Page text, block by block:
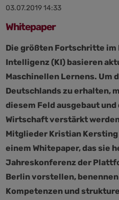
03.07.2019 14:33
Whitepaper
Die größten Fortschritte
Intelligenz (KI) basieren
Maschinellen Lernens. Um
Deutschlands zu erhalten,
diesem Feld ausgebaut
Wirtschaft verstärkt
Mitglieder Kristian Kersting
einem Whitepaper, das sie
Jahreskonferenz der
Berlin vorstellen,
Kompetenzen und